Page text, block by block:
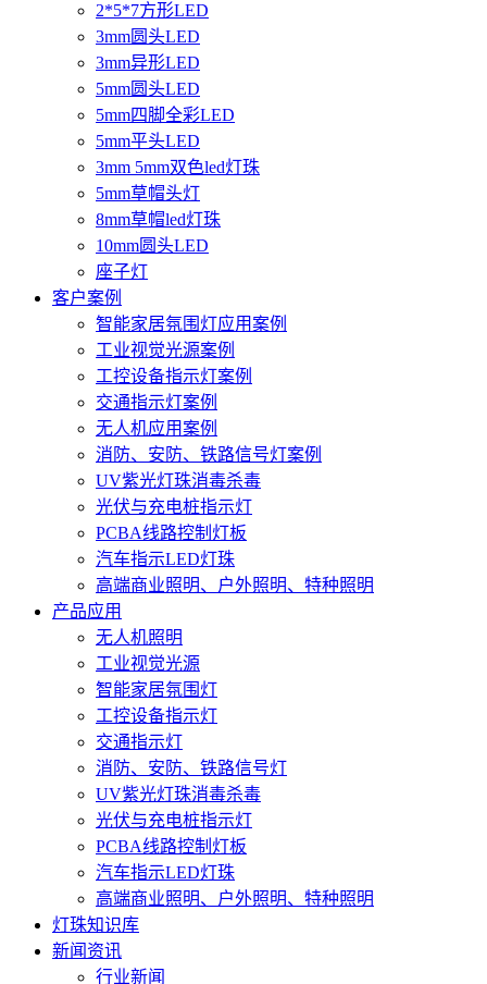
2*5*7方形LED
3mm圆头LED
3mm异形LED
5mm圆头LED
5mm四脚全彩LED
5mm平头LED
3mm 5mm双色led灯珠
5mm草帽头灯
8mm草帽led灯珠
10mm圆头LED
座子灯
客户案例
智能家居氛围灯应用案例
工业视觉光源案例
工控设备指示灯案例
交通指示灯案例
无人机应用案例
消防、安防、铁路信号灯案例
UV紫光灯珠消毒杀毒
光伏与充电桩指示灯
PCBA线路控制灯板
汽车指示LED灯珠
高端商业照明、户外照明、特种照明
产品应用
无人机照明
工业视觉光源
智能家居氛围灯
工控设备指示灯
交通指示灯
消防、安防、铁路信号灯
UV紫光灯珠消毒杀毒
光伏与充电桩指示灯
PCBA线路控制灯板
汽车指示LED灯珠
高端商业照明、户外照明、特种照明
灯珠知识库
新闻资讯
行业新闻